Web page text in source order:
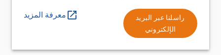
راسلنا عبر البريد
الإلكتروني
معرفة المزيد